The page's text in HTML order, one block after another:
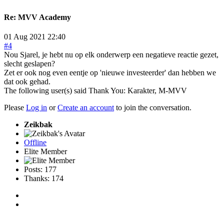
Re: MVV Academy
01 Aug 2021 22:40
#4
Nou Sjarel, je hebt nu op elk onderwerp een negatieve reactie gezet,
slecht geslapen?
Zet er ook nog even eentje op 'nieuwe investeerder' dan hebben we
dat ook gehad.
The following user(s) said Thank You: Karakter, M-MVV
Please Log in orCreate an account to join the conversation.
Zeikbak
Offline
Elite Member
Posts: 177
Thanks: 174